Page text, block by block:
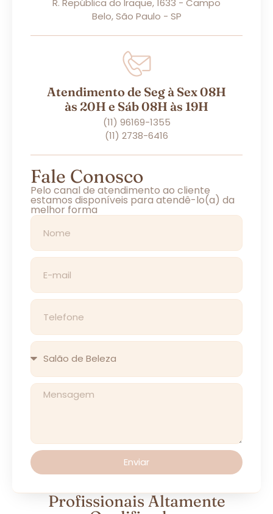
Belo, São Paulo - SP
Atendimento de Seg à Sex 08H
às 20H e Sáb 08H às 19H
(11) 96169-1355
(11) 2738-6416
Fale Conosco
Pelo canal de atendimento ao cliente
estamos disponíveis para atendê-lo(a) da
melhor forma
Enviar
Profissionais Altamente